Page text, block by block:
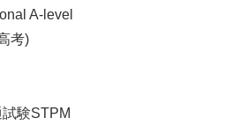
A-level
考)
験STPM